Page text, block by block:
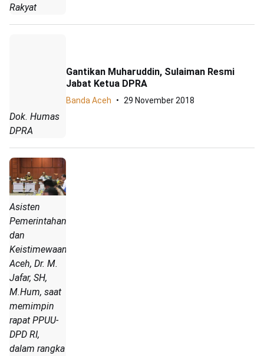
Rakyat
Dok. Humas
DPRA
Gantikan Muharuddin, Sulaiman Resmi
Jabat Ketua DPRA
Banda Aceh 29 November 2018
Asisten
Pemerintahan
dan
Keistimewaan
Aceh, Dr. M.
Jafar, SH,
M.Hum, saat
memimpin
rapat PPUU-
DPD RI,
dalam rangka